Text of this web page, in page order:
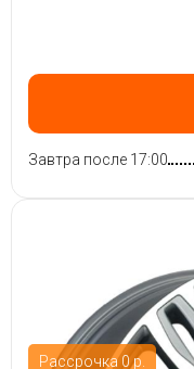
Завтра после 17:00
Рассрочка 0 р.